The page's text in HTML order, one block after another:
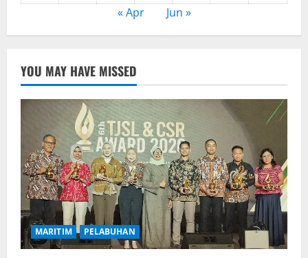
« Apr
Jun »
YOU MAY HAVE MISSED
MARITIM PELABUHAN